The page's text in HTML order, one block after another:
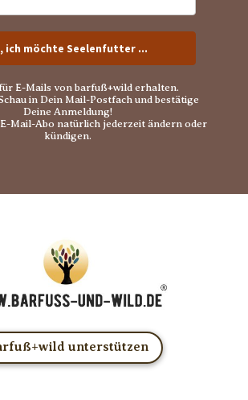
ich möchte Seelenfutter ...
E-Mails von barfuß+wild erhalten.
in Dein Mail-Postfach und bestätige
Deine Anmeldung!
Mail-Abo natürlich jederzeit ändern oder
kündigen.
unterstützen